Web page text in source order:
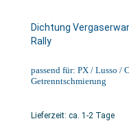
Dichtung
Rally
passend für: PX / Lusso /
Getrenntschmierung
Lieferzeit: ca. 1-2 Tage